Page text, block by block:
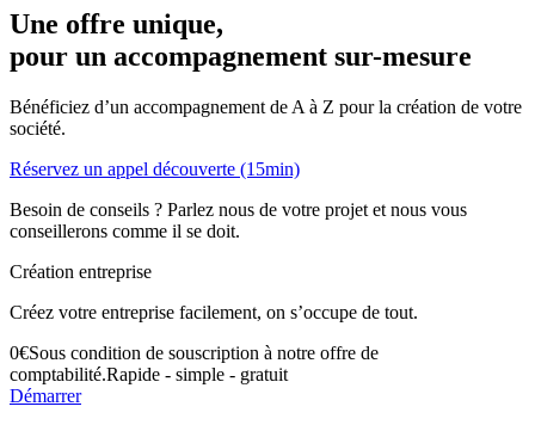
Une offre unique,
pour un accompagnement sur-mesure
Bénéficiez d’un accompagnement de A à Z pour la création de votre
société.
Réservez un appel découverte (15min)
Besoin de conseils ? Parlez nous de votre projet et nous vous
conseillerons comme il se doit.
Création entreprise
Créez votre entreprise facilement, on s’occupe de tout.
0€Sous condition de souscription à notre offre de
comptabilité.Rapide - simple - gratuit
Démarrer